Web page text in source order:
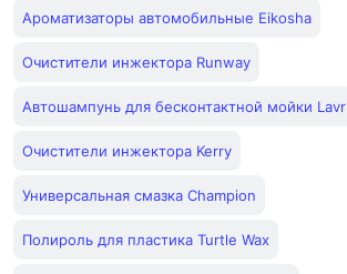
Ароматизаторы автомобильные Eikosha
Очистители инжектора Runway
Автошампунь для бесконтактной мойки Lavr
Очистители инжектора Kerry
Универсальная смазка Champion
Полироль для пластика Turtle Wax